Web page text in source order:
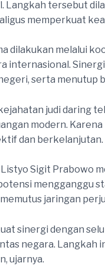
Langkah tersebut
memperkuat
dilakukan melalui
internasional.
serta menutup
judi daring
modern.
dan berkelanjutan.
Listyo Sigit Prabowo
mengganggu
jaringan
sinergi dengan
negara. Langkah
ujarnya.